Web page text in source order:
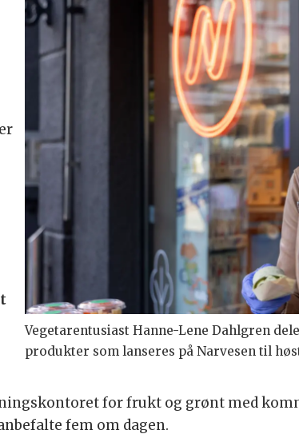
Vegetarentusiast Hanne-Lene Dahlgren
produkter som lanseres på Narvesen til
for frukt og grønt med
fem om dagen.